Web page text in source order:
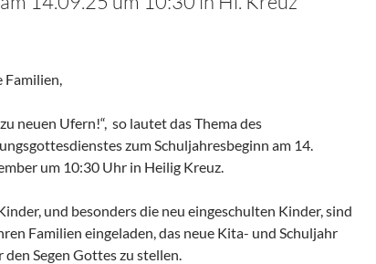
Familien,
neuen Ufern!“, so lautet das Thema des
zum Schuljahresbeginn am 14.
um 10:30 Uhr in Heilig Kreuz.
und besonders die neu eingeschulten Kinder, sind
Familien eingeladen, das neue Kita- und Schuljahr
den Segen Gottes zu stellen.